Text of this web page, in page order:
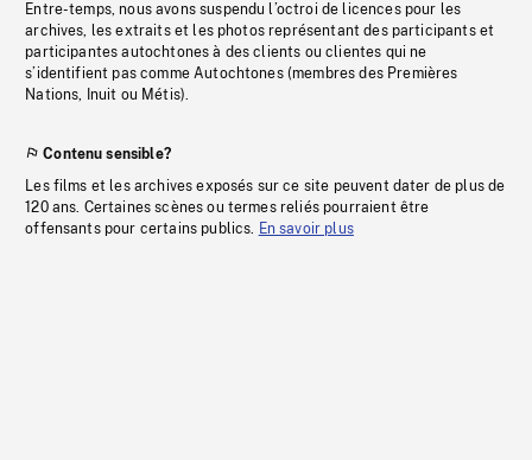
Entre-temps, nous avons suspendu l’octroi de licences pour les
archives, les extraits et les photos représentant des participants et
participantes autochtones à des clients ou clientes qui ne
s’identifient pas comme Autochtones (membres des Premières
Nations, Inuit ou Métis).
Contenu sensible?
Les films et les archives exposés sur ce site peuvent dater de plus de
120 ans. Certaines scènes ou termes reliés pourraient être
offensants pour certains publics. En savoir plus